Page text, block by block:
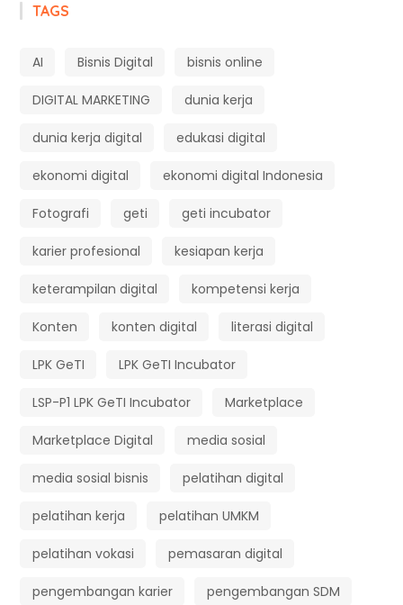
TAGS
AI Bisnis Digital bisnis online
DIGITAL MARKETING dunia kerja
dunia kerja digital edukasi digital
ekonomi digital ekonomi digital Indonesia
Fotografi geti geti incubator
karier profesional kesiapan kerja
keterampilan digital kompetensi kerja
Konten konten digital literasi digital
LPK GeTI LPK GeTI Incubator
LSP-P1 LPK GeTI Incubator Marketplace
Marketplace Digital media sosial
media sosial bisnis pelatihan digital
pelatihan kerja pelatihan UMKM
pelatihan vokasi pemasaran digital
pengembangan karier pengembangan SDM